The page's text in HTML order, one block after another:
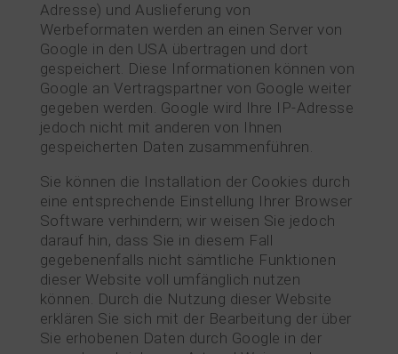
Adresse) und Auslieferung von
Werbeformaten werden an einen Server von
Google in den USA übertragen und dort
gespeichert. Diese Informationen können von
Google an Vertragspartner von Google weiter
gegeben werden. Google wird Ihre IP-Adresse
jedoch nicht mit anderen von Ihnen
gespeicherten Daten zusammenführen.
Sie können die Installation der Cookies durch
eine entsprechende Einstellung Ihrer Browser
Software verhindern; wir weisen Sie jedoch
darauf hin, dass Sie in diesem Fall
gegebenenfalls nicht sämtliche Funktionen
dieser Website voll umfänglich nutzen
können. Durch die Nutzung dieser Website
erklären Sie sich mit der Bearbeitung der über
Sie erhobenen Daten durch Google in der